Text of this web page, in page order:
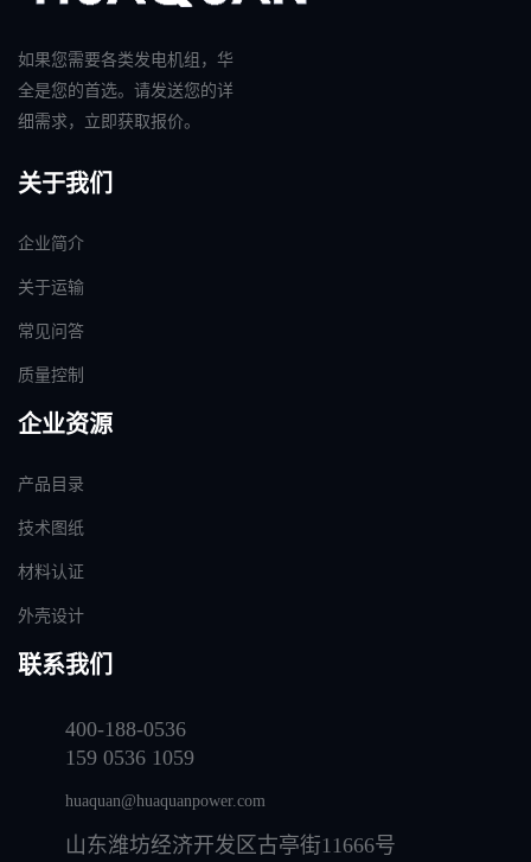
如果您需要各类发电机组，华
全是您的首选。请发送您的详
细需求，立即获取报价。
关于我们
企业简介
关于运输
常见问答
质量控制
企业资源
产品目录
技术图纸
材料认证
外壳设计
联系我们
400-188-0536
159 0536 1059
huaquan@huaquanpower.com
山东潍坊经济开发区古亭街11666号